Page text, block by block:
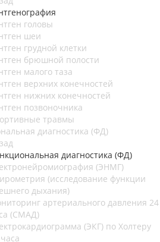
головы
шеи
грудной клетки
брюшной полости
малого таза
верхних конечностей
нижних конечностей
позвоночника
травмы
диагностика (ФД)
диагностика (ФД)
(ЭНМГ)
(исследование функции
дыхания)
артериального давления 24
(СМАД)
(ЭКГ) по Холтеру